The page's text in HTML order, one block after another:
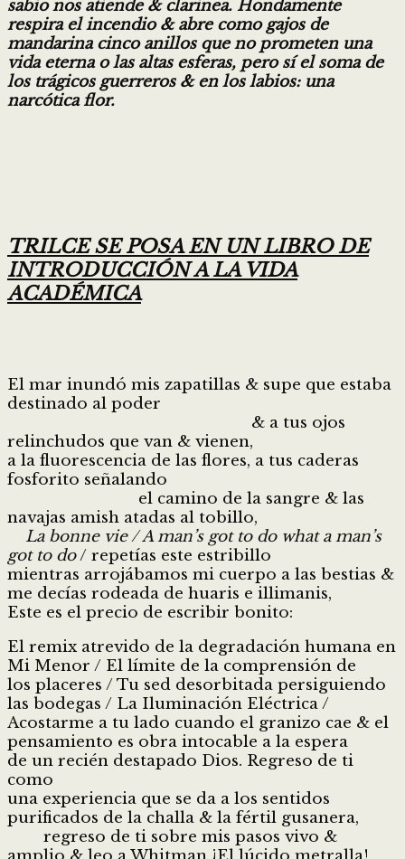
sabio nos atiende & clarinea. Hondamente
respira el incendio & abre como gajos de
mandarina cinco anillos que no prometen una
vida eterna o las altas esferas, pero sí el soma de
los trágicos guerreros & en los labios: una
narcótica flor.
TRILCE SE POSA EN UN LIBRO DE
INTRODUCCIÓN A LA VIDA
ACADÉMICA
El mar inundó mis zapatillas & supe que estaba
destinado al poder
& a tus ojos
relinchudos que van & vienen,
a la fluorescencia de las flores, a tus caderas
fosforito señalando
el camino de la sangre & las
navajas amish atadas al tobillo,
La bonne vie / A man’s got to do what a man’s
got to do/ repetías este estribillo
mientras arrojábamos mi cuerpo a las bestias &
me decías rodeada de huaris e illimanis,
Este es el precio de escribir bonito:
El remix atrevido de la degradación humana en
Mi Menor / El límite de la comprensión de
los placeres / Tu sed desorbitada persiguiendo
las bodegas / La Iluminación Eléctrica /
Acostarme a tu lado cuando el granizo cae & el
pensamiento es obra intocable a la espera
de un recién destapado Dios. Regreso de ti
como
una experiencia que se da a los sentidos
purificados de la challa & la fértil gusanera,
regreso de ti sobre mis pasos vivo &